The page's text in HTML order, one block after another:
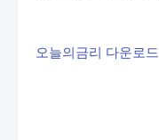
오늘의금리 다운로드